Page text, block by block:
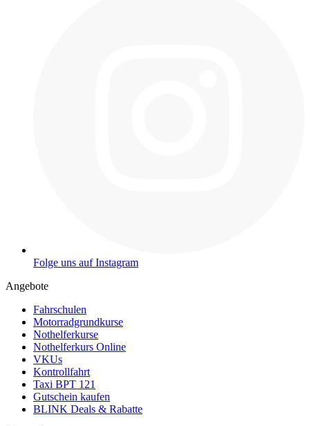
Folge uns auf Instagram
Angebote
Fahrschulen
Motorradgrundkurse
Nothelferkurse
Nothelferkurs Online
VKUs
Kontrollfahrt
Taxi BPT 121
Gutschein kaufen
BLINK Deals & Rabatte